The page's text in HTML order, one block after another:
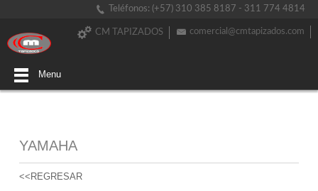
Teléfonos: (+57) 310 385 8187 - 311 774 4814
comercial@cmtapizados.com
CM TAPIZADOS
Menu
YAMAHA
<<REGRESAR